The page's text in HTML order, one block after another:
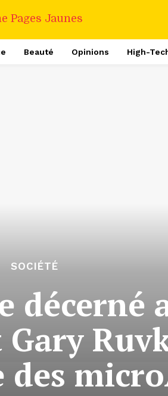
Beauté Opinions High-
SOCIÉTÉ
décerné
des